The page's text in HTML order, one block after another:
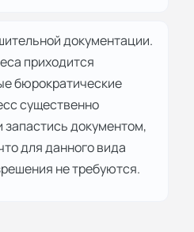
документации.
приходится
бюрократические
существенно
запастись документом,
для данного вида
не требуются.